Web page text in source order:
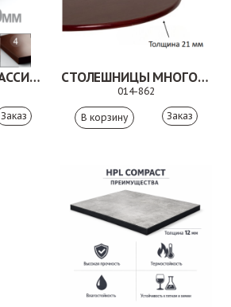
СТОЛЕШНИЦЫ МАССИВ БУКА
Заказ
СТОЛЕШНИЦЫ МНОГОСЛОЙНАЯ ФАНЕРА ПОКРЫТИЕ ПЛАСТИК
014-862
Заказ